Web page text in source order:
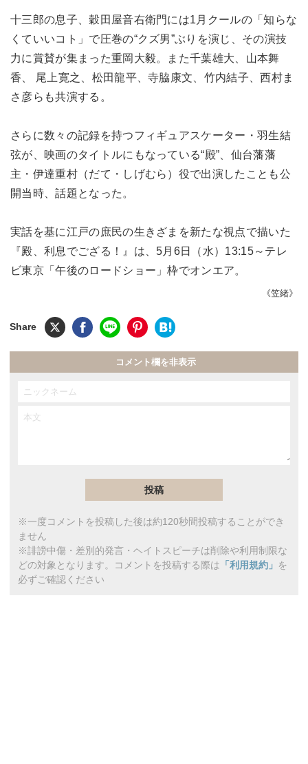
十三郎の息子、穀田屋音右衛門には1月クールの「知らな
くていいコト」で圧巻の“クズ男”ぶりを演じ、その演技
力に賞賛が集まった重岡大毅。また千葉雄大、山本舞
香、 尾上寛之、松田龍平、寺脇康文、竹内結子、西村ま
さ彦らも共演する。
さらに数々の記録を持つフィギュアスケーター・羽生結
弦が、映画のタイトルにもなっている“殿”、仙台藩藩
主・伊達重村（だて・しげむら）役で出演したことも公
開当時、話題となった。
実話を基に江戸の庶民の生きざまを新たな視点で描いた
『殿、利息でござる！』は、5月6日（水）13:15～テレ
ビ東京「午後のロードショー」枠でオンエア。
《笠緒》
コメント欄を非表示
※一度コメントを投稿した後は約120秒間投稿することができ
ません
※誹謗中傷・差別的発言・ヘイトスピーチは削除や利用制限な
どの対象となります。コメントを投稿する際は 「利用規約」 を
必ずご確認ください